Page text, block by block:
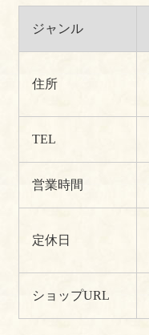
ジャンル
住所
TEL
営業時間
定休日
ショップURL